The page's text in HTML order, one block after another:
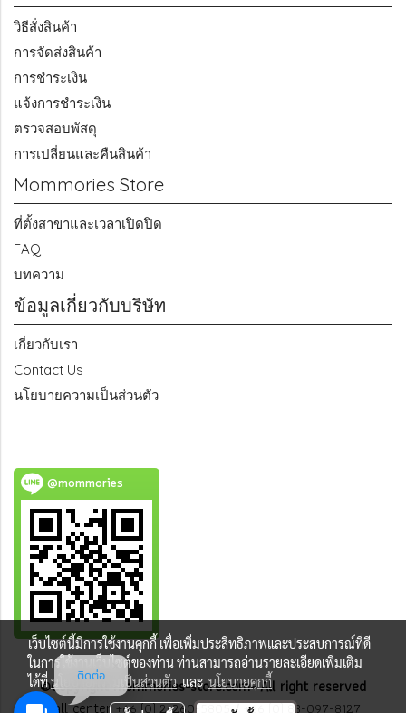
วิธีสั่งสินค้า
การจัดส่งสินค้า
การชำระเงิน
แจ้งการชำระเงิน
ตรวจสอบพัสดุ
การเปลี่ยนและคืนสินค้า
Mommories Store
ที่ตั้งสาขาและเวลาเปิดปิด
FAQ
บทความ
ข้อมูลเกี่ยวกับบริษัท
เกี่ยวกับเรา
Contact Us
นโยบายความเป็นส่วนตัว
@mommories
©Copyright mommories-store.com- All right reserved
Call center+66 (0) 2-260-5805/+66 (0) 83-097-8127
เว็บไซต์นี้มีการใช้งานคุกกี้ เพื่อเพิ่มประสิทธิภาพและประสบการณ์ที่ดี
ในการใช้งานเว็บไซต์ของท่าน ท่านสามารถอ่านรายละเอียดเพิ่มเติม
ได้ที่นโยบายความเป็นส่วนตัวและนโยบายคุกกี้
ติดต่อ